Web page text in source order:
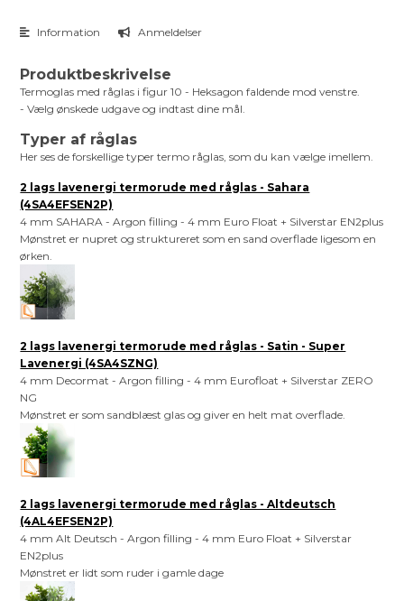
Information Anmeldelser
Produktbeskrivelse
Termoglas med råglas i figur 10 - Heksagon faldende mod venstre.
- Vælg ønskede udgave og indtast dine mål.
Typer af råglas
Her ses de forskellige typer termo råglas, som du kan vælge imellem.
2 lags lavenergi termorude med råglas - Sahara
(4SA4EFSEN2P)
4 mm SAHARA - Argon filling - 4 mm Euro Float + Silverstar EN2plus
Mønstret er nupret og struktureret som en sand overflade ligesom en
ørken.
2 lags lavenergi termorude med råglas - Satin - Super
Lavenergi (4SA4SZNG)
4 mm Decormat - Argon filling - 4 mm Eurofloat + Silverstar ZERO
NG
Mønstret er som sandblæst glas og giver en helt mat overflade.
2 lags lavenergi termorude med råglas - Altdeutsch
(4AL4EFSEN2P)
4 mm Alt Deutsch - Argon filling - 4 mm Euro Float + Silverstar
EN2plus
Mønstret er lidt som ruder i gamle dage